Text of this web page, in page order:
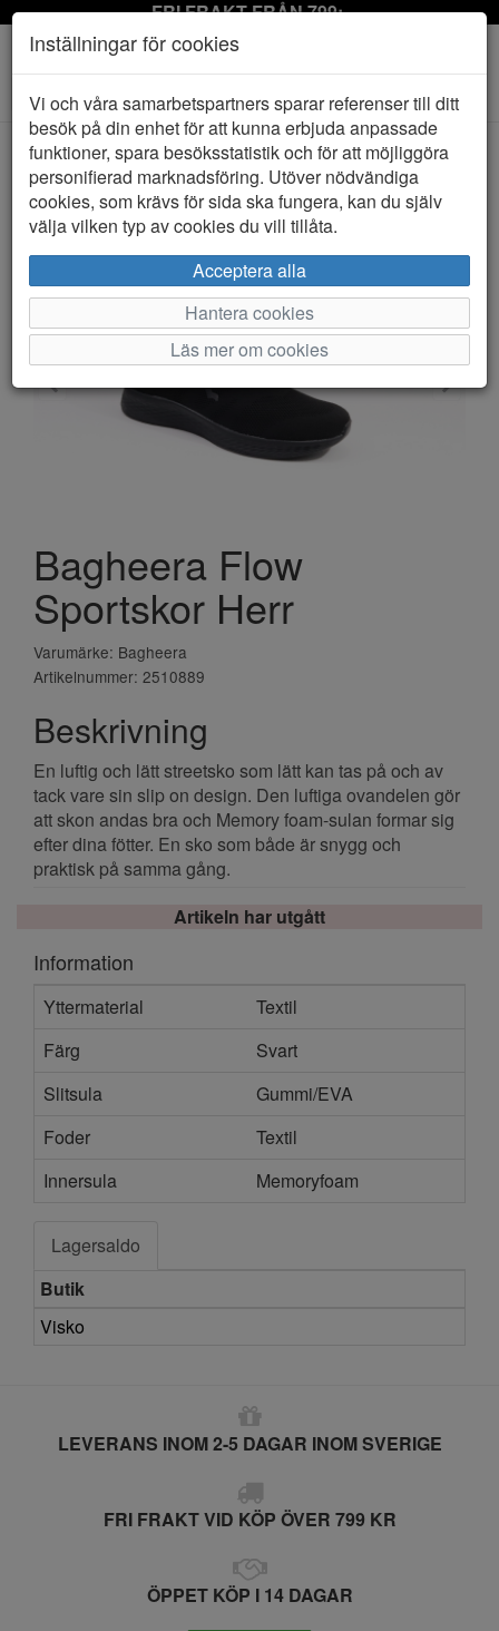
FRI FRAKT FRÅN 799:-
Toggle
navigation
HEM BAGHEERA
Bagheera Flow
Sportskor Herr
Varumärke: Bagheera
Artikelnummer: 2510889
Beskrivning
En luftig och lätt streetsko som lätt kan tas på och av
tack vare sin slip on design. Den luftiga ovandelen gör
att skon andas bra och Memory foam-sulan formar sig
efter dina fötter. En sko som både är snygg och
praktisk på samma gång.
Artikeln har utgått
Information
Yttermaterial
Textil
Färg
Svart
Slitsula
Gummi/EVA
Foder
Textil
Innersula
Memoryfoam
Lagersaldo
Butik
Visko
LEVERANS INOM 2-5 DAGAR INOM SVERIGE
FRI FRAKT VID KÖP ÖVER 799 KR
ÖPPET KÖP I 14 DAGAR
Inställningar för cookies
Vi och våra samarbetspartners sparar referenser till ditt
besök på din enhet för att kunna erbjuda anpassade
funktioner, spara besöksstatistik och för att möjliggöra
personifierad marknadsföring. Utöver nödvändiga
cookies, som krävs för sida ska fungera, kan du själv
välja vilken typ av cookies du vill tillåta.
Acceptera alla
Hantera cookies
Läs mer om cookies